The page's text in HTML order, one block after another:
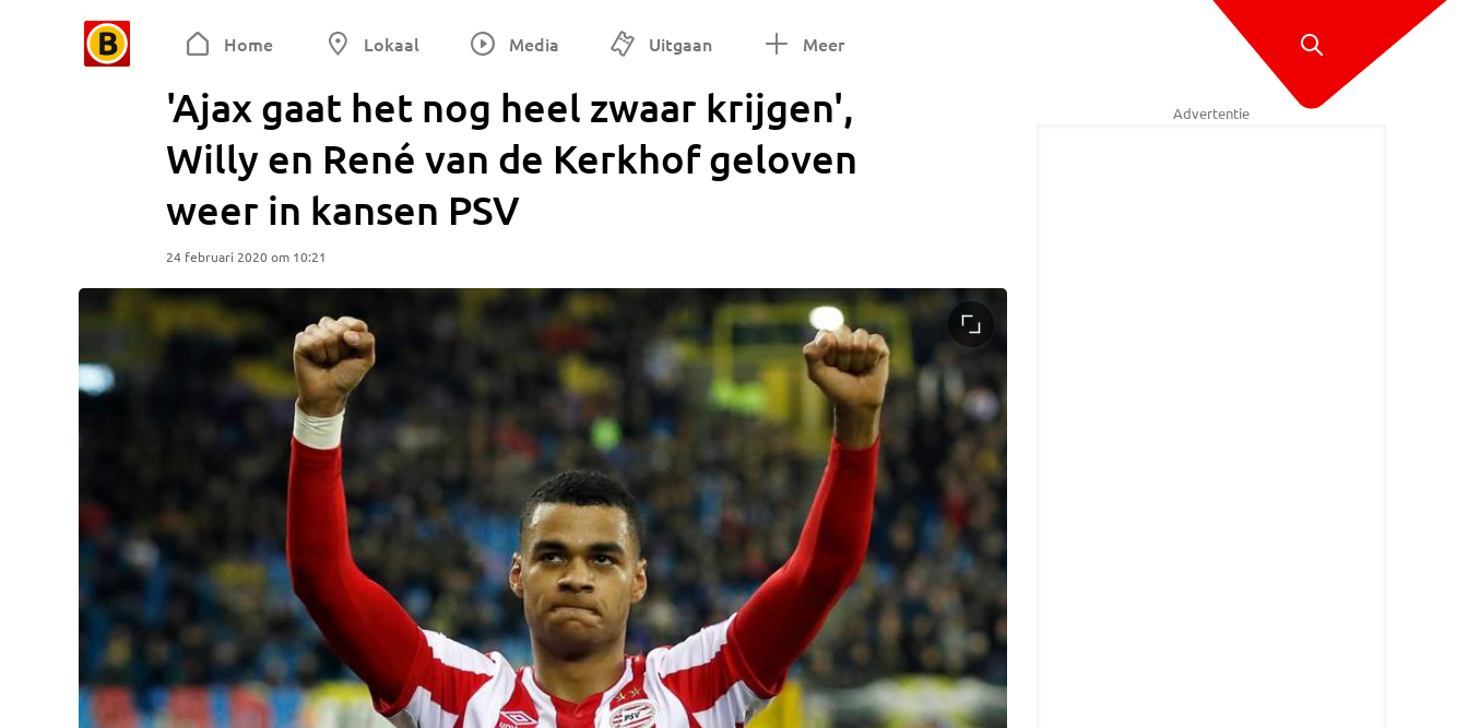
Home Lokaal Media Uitgaan Meer
'Ajax gaat het nog heel zwaar krijgen',
Willy en René van de Kerkhof geloven
weer in kansen PSV
24 februari 2020 om 10:21
Advertentie